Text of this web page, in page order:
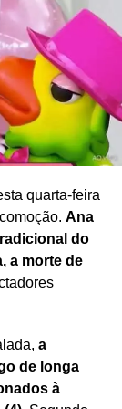
uma
a pressão
e perfis.
quarta-feira
Ana
do
a morte de
a
de longa
à